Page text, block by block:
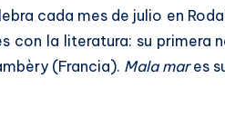
cada mes de julio en
con la literatura: su primera
(Francia). Mala mares